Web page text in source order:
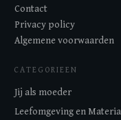
Contact
Privacy policy
Algemene voorwaarden
CATEGORIEEN
Jij als moeder
Leefomgeving en